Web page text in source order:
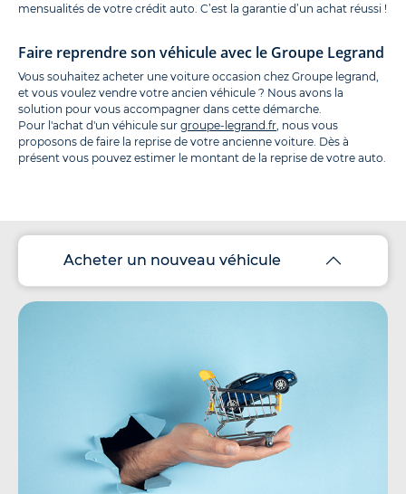
mensualités de votre crédit auto. C’est la garantie d’un achat réussi !
Faire reprendre son véhicule avec le Groupe Legrand
Vous souhaitez acheter une voiture occasion chez Groupe legrand,
et vous voulez vendre votre ancien véhicule ? Nous avons la
solution pour vous accompagner dans cette démarche.
Pour l'achat d'un véhicule sur groupe-legrand.fr , nous vous
proposons de faire la reprise de votre ancienne voiture. Dès à
présent vous pouvez estimer le montant de la reprise de votre auto.
Acheter un nouveau véhicule